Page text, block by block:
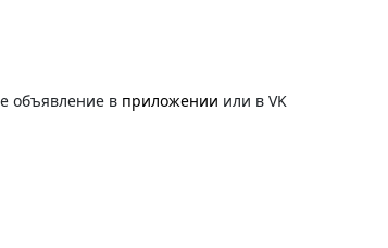
объявление в приложении или в VK